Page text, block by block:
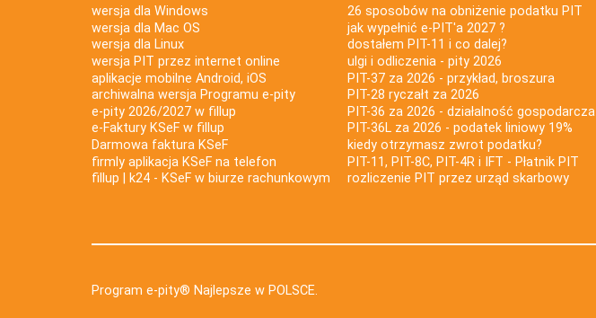
wersja dla Windows
wersja dla Mac OS
wersja dla Linux
wersja PIT przez internet online
aplikacje mobilne Android, iOS
archiwalna wersja Programu e-pity
e-pity 2026/2027 w fillup
e‑Faktury KSeF w fillup
Darmowa faktura KSeF
firmly aplikacja KSeF na telefon
fillup | k24 - KSeF w biurze rachunkowym
26 sposobów na obniżenie podatku PIT
jak wypełnić e-PIT'a 2027 ?
dostałem PIT-11 i co dalej?
ulgi i odliczenia - pity 2026
PIT-37 za 2026 - przykład, broszura
PIT-28 ryczałt za 2026
PIT-36 za 2026 - działalność gospodarcza
PIT-36L za 2026 - podatek liniowy 19%
kiedy otrzymasz zwrot podatku?
PIT-11, PIT-8C, PIT-4R i IFT - Płatnik PIT
rozliczenie PIT przez urząd skarbowy
Program e-pity® Najlepsze w POLSCE.